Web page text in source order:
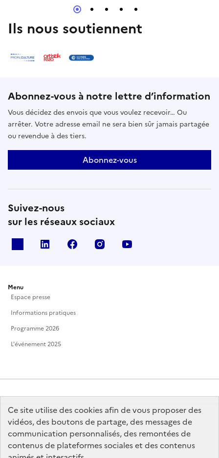
Ce site utilise des cookies afin de vous proposer des
vidéos, des boutons de partage, des messages de
communication personnalisés, des remontées de
contenus de plateformes sociales et des contenus
Ils nous soutiennent
Abonnez-vous à notre lettre d’information
Vous décidez des envois que vous voulez recevoir… Ou
arrêter. Votre adresse email ne sera bien sûr jamais partagée
ou revendue à des tiers.
Abonnez-vous
Suivez-nous
sur les réseaux sociaux
Linkedin Facebook Instagram
Menu
Espace presse
Informations pratiques
Programme 2026
L'événement 2025
MINISTÈRE
DE LA CULTURE